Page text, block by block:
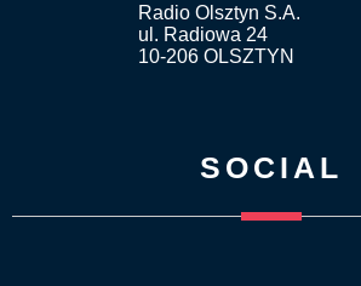
Radio Olsztyn S.A.
ul. Radiowa 24
10-206 OLSZTYN
SOCIAL